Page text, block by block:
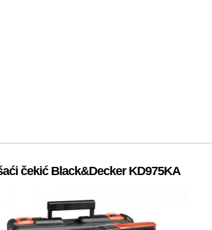
čekić Black&Decker KD975KA